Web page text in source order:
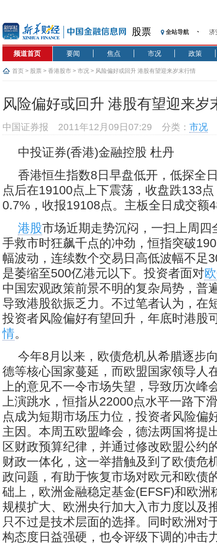
股票 全站导航
在
频道首页 要闻 焦点 市况 政策
首页 > 股票 > 香港股市 > 市况 > 风险偏好或回升 港股有望迎来岁末行情
风险偏好或回升 港股有望迎来岁
中国证券报 2011年12月09日07:29 分类： 市况
中投证券(香港)金融控股 杜丹
香港恒生指数8日早盘低开，低探全
点后在19100点上下震荡，收盘跌133
0.7%，收报19108点。主板全日成交额
港股市场近期走势沉闷，一扫上周四
手救市时狂飙千点的冲劲，恒指突破
幅波动，连续数个交易日高低波幅不足
是萎缩至500亿港元以下。投资者面对
中国宏观政策前景不明的复杂局势，普
导致港股欲振乏力。不过笔者认为，在
投资者风险偏好有望回升，年底时港股
情。
今年8月以来，欧债危机从希腊逐步
德等核心国家蔓延，而欧盟国家领导人
上的意见不一令市场失望，导致历次峰
上演跳水，恒指从22000点水平一路下
点成为短期市场压力位，投资者风险偏
主因。本周五欧盟峰会，德法两国将提
区财政预算纪律，并通过修改欧盟公约
财政一体化，这一举措触及到了欧债
政问题，有助于恢复市场对欧元和欧债
础上，欧洲金融稳定基金(EFSF)和欧洲
规模扩大、欧洲央行加大入市力度以及
只不过是技术层面的选择。同时欧洲对
构态度日益强硬，也令评级下调的冲击